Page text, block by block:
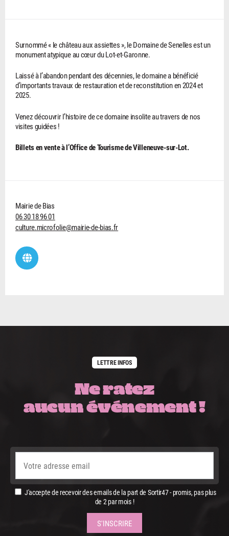
Surnommé « le château aux assiettes », le Domaine de Senelles est un
monument atypique au cœur du Lot-et-Garonne.
Laissé à l’abandon pendant des décennies, le domaine a bénéficié
d’importants travaux de restauration et de reconstitution en 2024 et
2025.
Venez découvrir l’histoire de ce domaine insolite au travers de nos
visites guidées !
Billets en vente à l’Office de Tourisme de Villeneuve-sur-Lot.
Mairie de Bias
06 30 18 96 01
culture.microfolie@mairie-de-bias.fr
LETTRE INFOS
Ne ratez
aucun événement !
J'accepte de recevoir des emails de la part de Sortir47 - promis, pas plus
de 2 par mois !